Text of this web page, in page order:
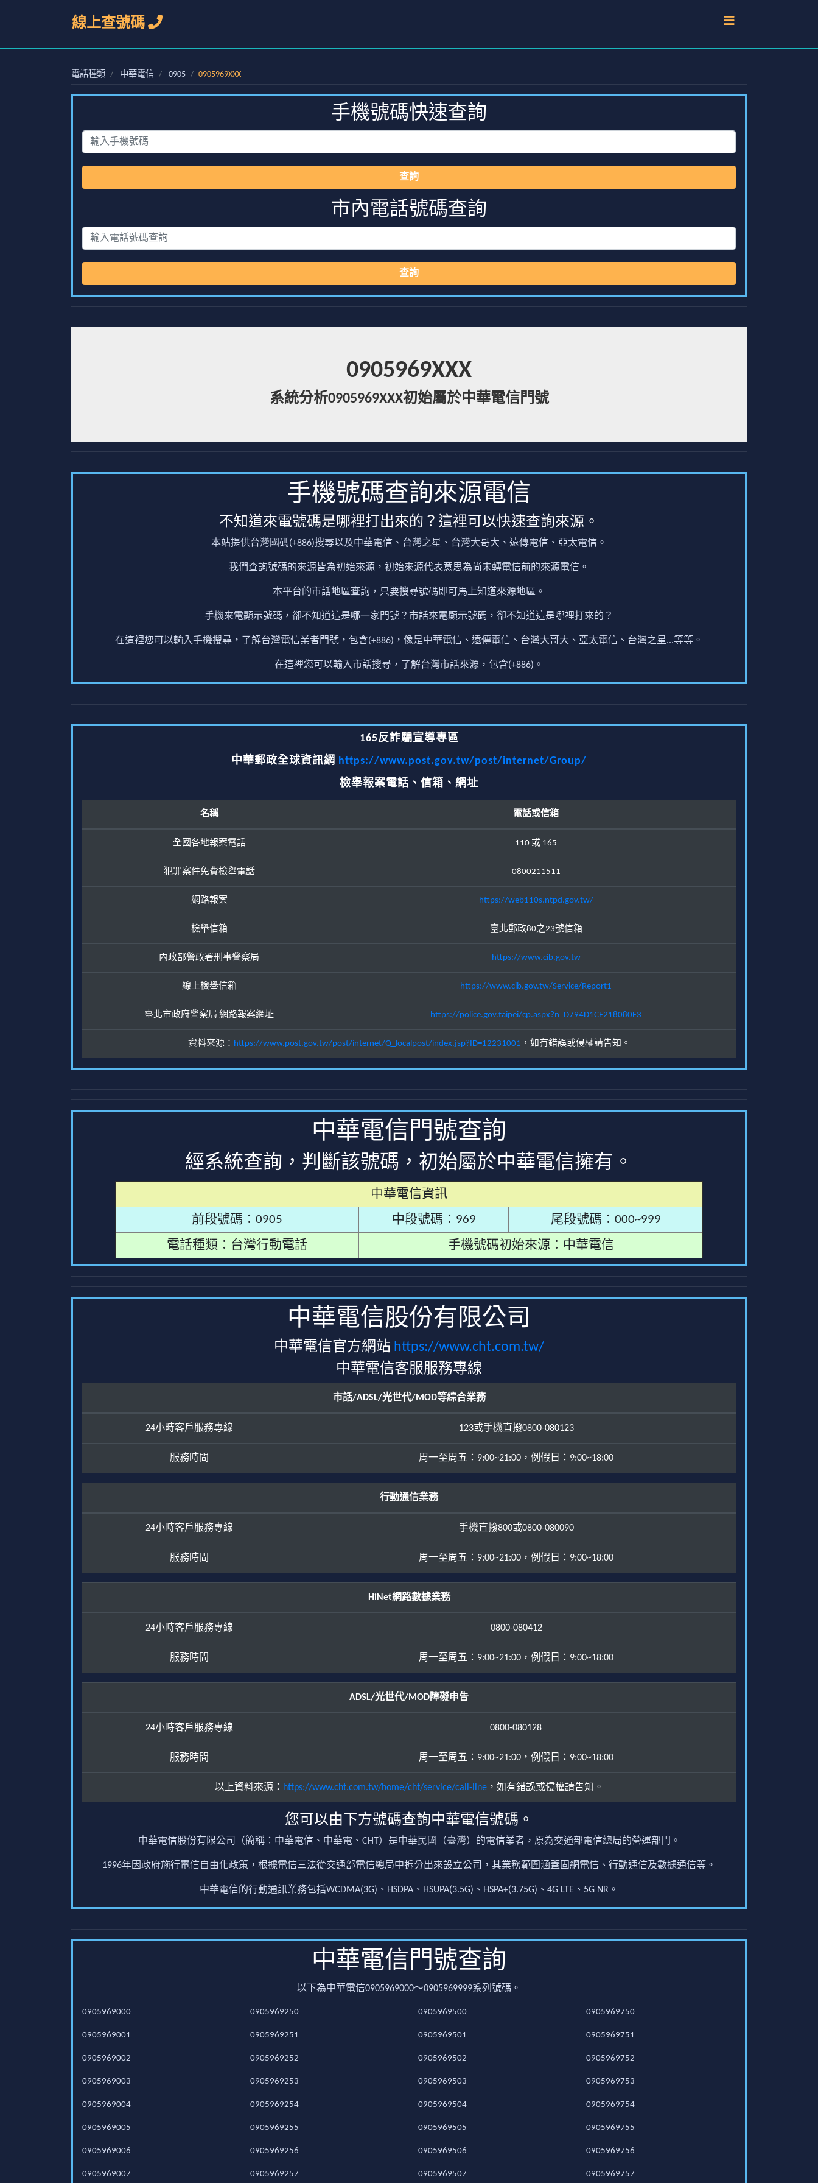
線上查號碼
電話種類 中華電信 0905 0905969XXX
手機號碼快速查詢
查詢
市內電話號碼查詢
查詢
0905969XXX
系統分析0905969XXX初始屬於中華電信門號
手機號碼查詢來源電信
不知道來電號碼是哪裡打出來的？這裡可以快速查詢來源。
本站提供台灣國碼(+886)搜尋以及中華電信、台灣之星、台灣大哥大、遠傳電信、亞太電信。
我們查詢號碼的來源皆為初始來源，初始來源代表意思為尚未轉電信前的來源電信。
本平台的市話地區查詢，只要搜尋號碼即可馬上知道來源地區。
手機來電顯示號碼，卻不知道這是哪一家門號？市話來電顯示號碼，卻不知道這是哪裡打來的？
在這裡您可以輸入手機搜尋，了解台灣電信業者門號，包含(+886)，像是中華電信、遠傳電信、台灣大哥大、亞太電信、台灣之星...等等。
在這裡您可以輸入市話搜尋，了解台灣市話來源，包含(+886)。
165反詐騙宣導專區
中華郵政全球資訊網 https://www.post.gov.tw/post/internet/Group/
檢舉報案電話、信箱、網址
名稱 電話或信箱
全國各地報案電話 110 或 165
犯罪案件免費檢舉電話 0800211511
網路報案 https://web110s.ntpd.gov.tw/
檢舉信箱 臺北郵政80之23號信箱
內政部警政署刑事警察局 https://www.cib.gov.tw
線上檢舉信箱 https://www.cib.gov.tw/Service/Report1
臺北市政府警察局 網路報案網址 https://police.gov.taipei/cp.aspx?n=D794D1CE218080F3
資料來源： https://www.post.gov.tw/post/internet/Q_localpost/index.jsp?ID=12231001 ，如有錯誤或侵權請告知。
中華電信門號查詢
經系統查詢，判斷該號碼，初始屬於中華電信擁有。
中華電信資訊
前段號碼：0905
中段號碼：969
尾段號碼：000~999
電話種類：台灣行動電話
手機號碼初始來源：中華電信
中華電信股份有限公司
中華電信官方網站 https://www.cht.com.tw/
中華電信客服服務專線
市話/ADSL/光世代/MOD等綜合業務
24小時客戶服務專線 123或手機直撥0800-080123
服務時間 周一至周五：9:00~21:00，例假日：9:00~18:00
行動通信業務
24小時客戶服務專線 手機直撥800或0800-080090
服務時間 周一至周五：9:00~21:00，例假日：9:00~18:00
HiNet網路數據業務
24小時客戶服務專線 0800-080412
服務時間 周一至周五：9:00~21:00，例假日：9:00~18:00
ADSL/光世代/MOD障礙申告
24小時客戶服務專線 0800-080128
服務時間 周一至周五：9:00~21:00，例假日：9:00~18:00
以上資料來源： https://www.cht.com.tw/home/cht/service/call-line，如有錯誤或侵權請告知。
您可以由下方號碼查詢中華電信號碼。
中華電信股份有限公司（簡稱：中華電信、中華電、CHT）是中華民國（臺灣）的電信業者，原為交通部電信總局的營運部門。
1996年因政府施行電信自由化政策，根據電信三法從交通部電信總局中拆分出來設立公司，其業務範圍涵蓋固網電信、行動通信及數據通信等。
中華電信的行動通訊業務包括WCDMA(3G)、HSDPA、HSUPA(3.5G)、HSPA+(3.75G)、4G LTE、5G NR。
中華電信門號查詢
以下為中華電信0905969000～0905969999系列號碼。
0905969000
0905969001
0905969002
0905969003
0905969004
0905969005
0905969006
0905969007
0905969250
0905969251
0905969252
0905969253
0905969254
0905969255
0905969256
0905969257
0905969500
0905969501
0905969502
0905969503
0905969504
0905969505
0905969506
0905969507
0905969750
0905969751
0905969752
0905969753
0905969754
0905969755
0905969756
0905969757